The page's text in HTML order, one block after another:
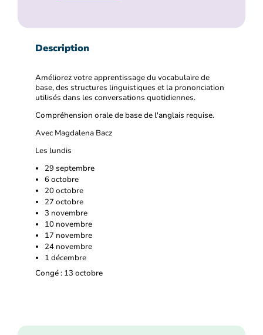
Description
Améliorez votre apprentissage du vocabulaire de
base, des structures linguistiques et la prononciation
utilisés dans les conversations quotidiennes.
Compréhension orale de base de l'anglais requise.
Avec Magdalena Bacz
Les lundis
29 septembre
6 octobre
20 octobre
27 octobre
3 novembre
10 novembre
17 novembre
24 novembre
1 décembre
Congé : 13 octobre